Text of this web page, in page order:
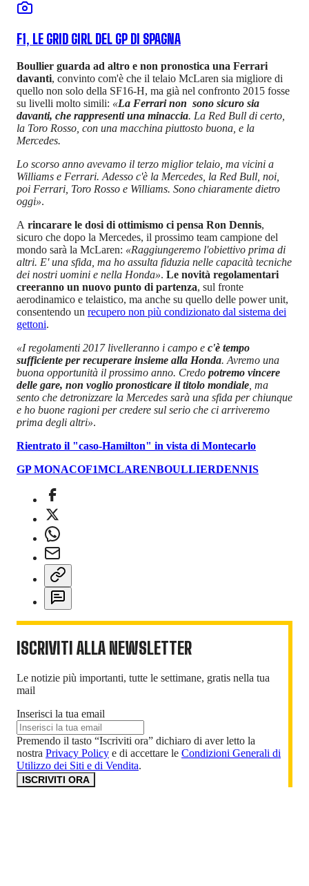
F1, LE GRID GIRL DEL GP DI SPAGNA
Boullier guarda ad altro e non pronostica una Ferrari
davanti, convinto com'è che il telaio McLaren sia migliore di
quello non solo della SF16-H, ma già nel confronto 2015 fosse
su livelli molto simili: «La Ferrari non sono sicuro sia
davanti, che rappresenti una minaccia. La Red Bull di certo,
la Toro Rosso, con una macchina piuttosto buona, e la
Mercedes.
Lo scorso anno avevamo il terzo miglior telaio, ma vicini a
Williams e Ferrari. Adesso c'è la Mercedes, la Red Bull, noi,
poi Ferrari, Toro Rosso e Williams. Sono chiaramente dietro
oggi».
A rincarare le dosi di ottimismo ci pensa Ron Dennis,
sicuro che dopo la Mercedes, il prossimo team campione del
mondo sarà la McLaren: «Raggiungeremo l'obiettivo prima di
altri. E' una sfida, ma ho assulta fiduzia nelle capacità tecniche
dei nostri uomini e nella Honda». Le novità regolamentari
creeranno un nuovo punto di partenza, sul fronte
aerodinamico e telaistico, ma anche su quello delle power unit,
consentendo un recupero non più condizionato dal sistema dei
gettoni.
«I regolamenti 2017 livelleranno i campo e c'è tempo
sufficiente per recuperare insieme alla Honda. Avremo una
buona opportunità il prossimo anno. Credo potremo vincere
delle gare, non voglio pronosticare il titolo mondiale , ma
sento che detronizzare la Mercedes sarà una sfida per chiunque
e ho buone ragioni per credere sul serio che ci arriveremo
prima degli altri».
Rientrato il "caso-Hamilton" in vista di Montecarlo
GP MONACOF1MCLARENBOULLIERDENNIS
ISCRIVITI ALLA NEWSLETTER
Le notizie più importanti, tutte le settimane, gratis nella tua
mail
Inserisci la tua email
Premendo il tasto “Iscriviti ora” dichiaro di aver letto la
nostra Privacy Policy e di accettare le Condizioni Generali di
Utilizzo dei Siti e di Vendita.
ISCRIVITI ORA